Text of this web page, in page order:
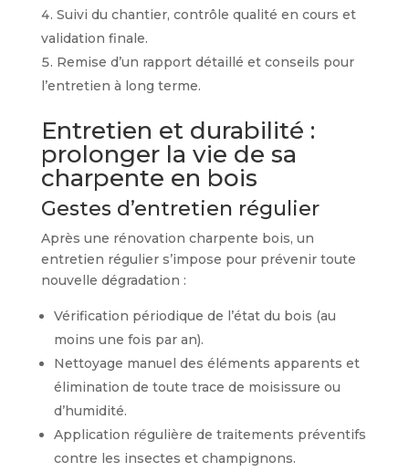
Suivi du chantier, contrôle qualité en cours et
validation finale.
Remise d’un rapport détaillé et conseils pour
l’entretien à long terme.
Entretien et durabilité :
prolonger la vie de sa
charpente en bois
Gestes d’entretien régulier
Après une rénovation charpente bois, un
entretien régulier s’impose pour prévenir toute
nouvelle dégradation :
Vérification périodique de l’état du bois (au
moins une fois par an).
Nettoyage manuel des éléments apparents et
élimination de toute trace de moisissure ou
d’humidité.
Application régulière de traitements préventifs
contre les insectes et champignons.